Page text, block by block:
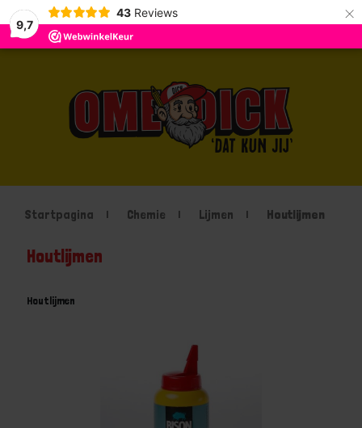
9,7
43 Reviews ×
Startpagina Chemie Lijmen Houtlijmen
Houtlijmen
Houtlijmen